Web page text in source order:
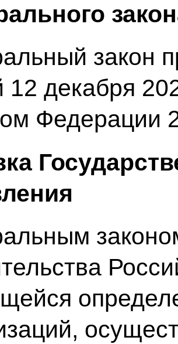
закон
декабря
Федерации